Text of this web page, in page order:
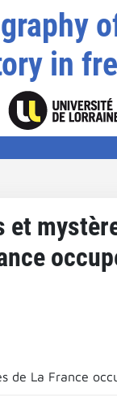
in
et
de La France